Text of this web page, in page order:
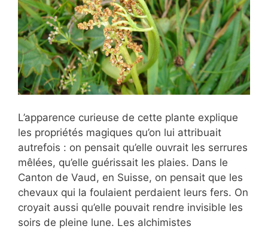
L’apparence curieuse de cette plante explique
les propriétés magiques qu’on lui attribuait
autrefois : on pensait qu’elle ouvrait les serrures
mêlées, qu’elle guérissait les plaies. Dans le
Canton de Vaud, en Suisse, on pensait que les
chevaux qui la foulaient perdaient leurs fers. On
croyait aussi qu’elle pouvait rendre invisible les
soirs de pleine lune. Les alchimistes